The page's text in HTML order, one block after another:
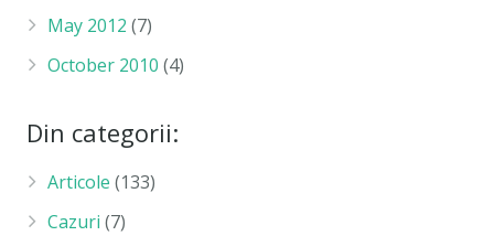
May 2012 (7)
October 2010 (4)
Din categorii:
Articole (133)
Cazuri (7)